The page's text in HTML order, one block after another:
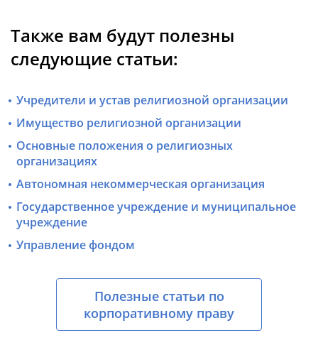
Также вам будут полезны
следующие статьи:
Учредители и устав религиозной организации
Имущество религиозной организации
Основные положения о религиозных
организациях
Автономная некоммерческая организация
Государственное учреждение и муниципальное
учреждение
Управление фондом
Полезные статьи по
корпоративному праву